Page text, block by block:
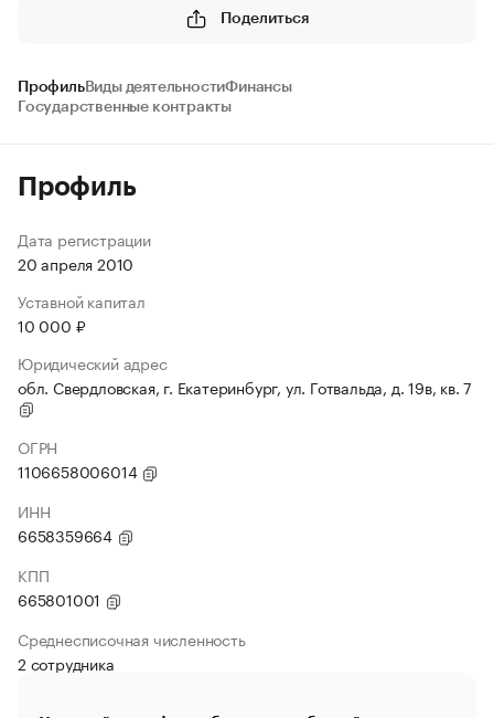
Поделиться
ПрофильВиды деятельностиФинансы
Государственные контракты
Профиль
Дата регистрации
20 апреля 2010
Уставной капитал
10 000 ₽
Юридический адрес
обл. Свердловская, г. Екатеринбург, ул. Готвальда, д. 19в, кв. 7
ОГРН
1106658006014
ИНН
6658359664
КПП
665801001
Среднесписочная численность
2 сотрудника